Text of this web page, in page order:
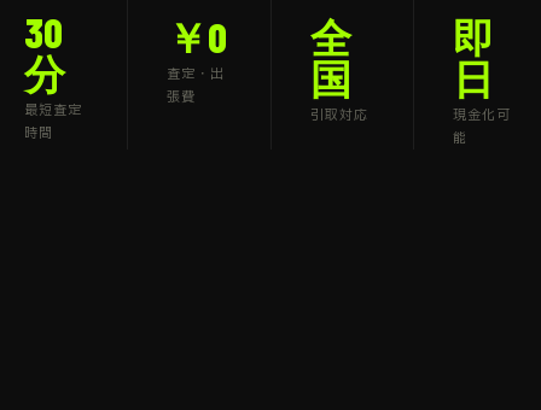
30
分
最短査定
時間
￥0
査定・出
張費
全
国
引取対応
即
日
現金化可
能